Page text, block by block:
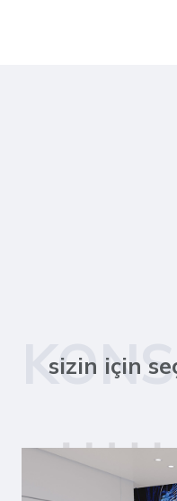
sizin için